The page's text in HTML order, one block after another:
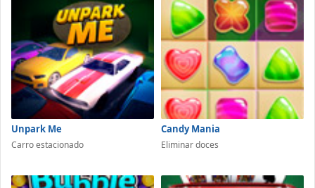
Unpark Me
Carro estacionado
Candy Mania
Eliminar doces